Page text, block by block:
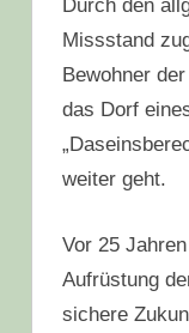
Durch den
Missstand
Bewohner
das Dorf
weiter geht.
Vor 25
Aufrüstung
sichere